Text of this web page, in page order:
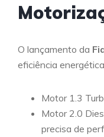
O lançamento da
eficiência
Motor 1.3
Motor 2.0
precisa de